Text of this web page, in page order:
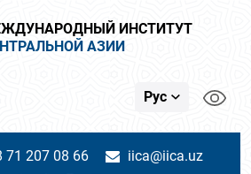
ИНСТИТУТ
АЗИИ
Рус
71 207 08 66 iica@iica.uz